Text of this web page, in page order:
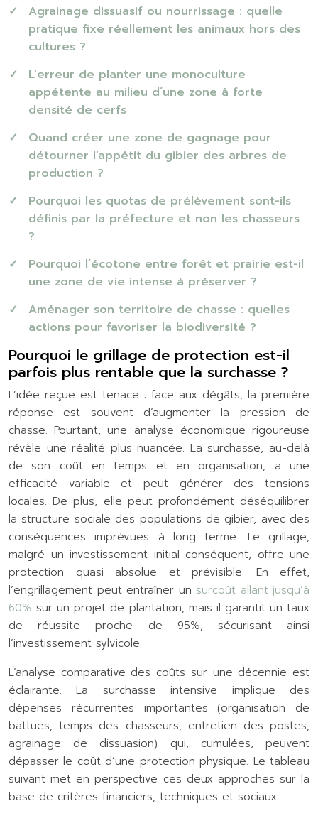
Agrainage dissuasif ou nourrissage : quelle
pratique fixe réellement les animaux hors des
cultures ?
L’erreur de planter une monoculture
appétente au milieu d’une zone à forte
densité de cerfs
Quand créer une zone de gagnage pour
détourner l’appétit du gibier des arbres de
production ?
Pourquoi les quotas de prélèvement sont-ils
définis par la préfecture et non les chasseurs
?
Pourquoi l’écotone entre forêt et prairie est-il
une zone de vie intense à préserver ?
Aménager son territoire de chasse : quelles
actions pour favoriser la biodiversité ?
Pourquoi le grillage de protection est-il
parfois plus rentable que la surchasse ?
L’idée reçue est tenace : face aux dégâts, la première
réponse est souvent d’augmenter la pression de
chasse. Pourtant, une analyse économique rigoureuse
révèle une réalité plus nuancée. La surchasse, au-delà
de son coût en temps et en organisation, a une
efficacité variable et peut générer des tensions
locales. De plus, elle peut profondément déséquilibrer
la structure sociale des populations de gibier, avec des
conséquences imprévues à long terme. Le grillage,
malgré un investissement initial conséquent, offre une
protection quasi absolue et prévisible. En effet,
l’engrillagement peut entraîner un surcoût allant jusqu’à
60% sur un projet de plantation, mais il garantit un taux
de réussite proche de 95%, sécurisant ainsi
l’investissement sylvicole.
L’analyse comparative des coûts sur une décennie est
éclairante. La surchasse intensive implique des
dépenses récurrentes importantes (organisation de
battues, temps des chasseurs, entretien des postes,
agrainage de dissuasion) qui, cumulées, peuvent
dépasser le coût d’une protection physique. Le tableau
suivant met en perspective ces deux approches sur la
base de critères financiers, techniques et sociaux.